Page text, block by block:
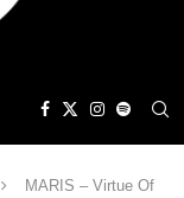
MARIS – Virtue Of